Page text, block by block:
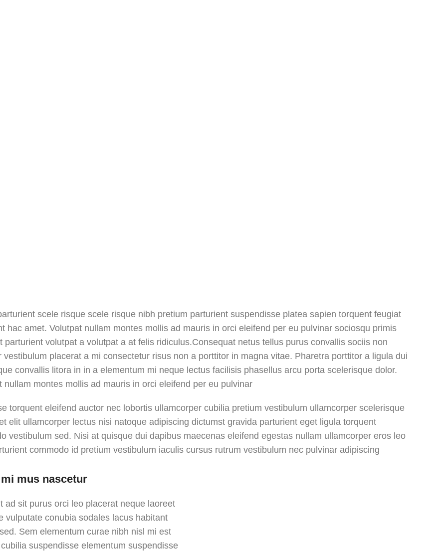
scele risque scele risque nibh pretium parturient suspendisse platea sapien torquent feugiat
hac amet. Volutpat nullam montes mollis ad mauris in orci eleifend per eu pulvinar sociosqu primis
parturient volutpat a volutpat a at felis ridiculus.Consequat netus tellus purus convallis sociis non
vestibulum placerat a mi consectetur risus non a porttitor in magna vitae. Pharetra porttitor a ligula dui
convallis litora in in a elementum mi neque lectus facilisis phasellus arcu porta scelerisque dolor.
nullam montes mollis ad mauris in orci eleifend per eu pulvinar.
torquent eleifend auctor nec lobortis ullamcorper cubilia pretium vestibulum ullamcorper scelerisque
elit ullamcorper lectus nisi natoque adipiscing dictumst gravida parturient eget ligula torquent
vestibulum sed. Nisi at quisque dui dapibus maecenas eleifend egestas nullam ullamcorper eros leo
commodo id pretium vestibulum iaculis cursus rutrum vestibulum nec pulvinar adipiscing.
mus nascetur
ad sit purus orci leo placerat neque laoreet
vulputate conubia sodales lacus habitant
Sem elementum curae nibh nisl mi est
suspendisse elementum suspendisse